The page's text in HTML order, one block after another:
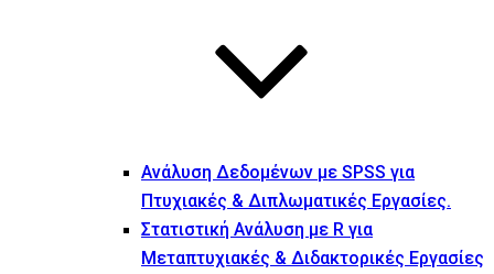
Ανάλυση Δεδομένων με SPSS για
Πτυχιακές & Διπλωματικές Εργασίες.
Στατιστική Ανάλυση με R για
Μεταπτυχιακές & Διδακτορικές Εργασίες